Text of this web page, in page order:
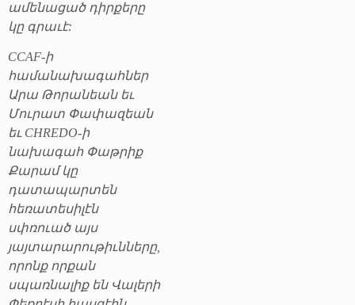
ամենացած դիրքերը
կը գրաւէ:
CCAF-ի
համանախագահներ
Արա Թորանեան եւ
Մուրատ Փափազեան
եւ CHREDO-ի
նախագահ Փաթրիք
Քարամ կը
դատապարտեն
հեռատեսիլէն
սփռուած այս
յայտարարութիւնները,
որոնք որքան
սպառնալիք են Վալերի